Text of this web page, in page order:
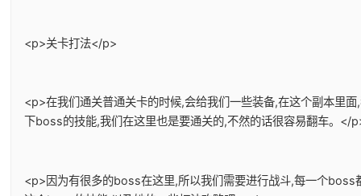
<p>关卡打法</p>
<p>在我们通关普通关卡的时候,会给我们一些装备,在这个副本里
下boss的技能,我们在这里也是要通关的,不然的话很容易翻车。</
<p>因为有很多的boss在这里,所以我们需要进行战斗,每一个